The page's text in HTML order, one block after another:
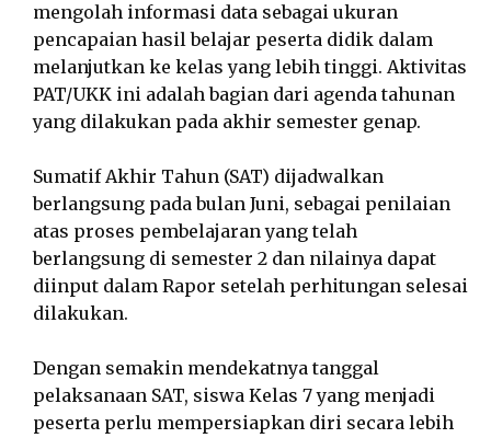
mengolah informasi data sebagai ukuran
pencapaian hasil belajar peserta didik dalam
melanjutkan ke kelas yang lebih tinggi. Aktivitas
PAT/UKK ini adalah bagian dari agenda tahunan
yang dilakukan pada akhir semester genap.
Sumatif Akhir Tahun (SAT) dijadwalkan
berlangsung pada bulan Juni, sebagai penilaian
atas proses pembelajaran yang telah
berlangsung di semester 2 dan nilainya dapat
diinput dalam Rapor setelah perhitungan selesai
dilakukan.
Dengan semakin mendekatnya tanggal
pelaksanaan SAT, siswa Kelas 7 yang menjadi
peserta perlu mempersiapkan diri secara lebih